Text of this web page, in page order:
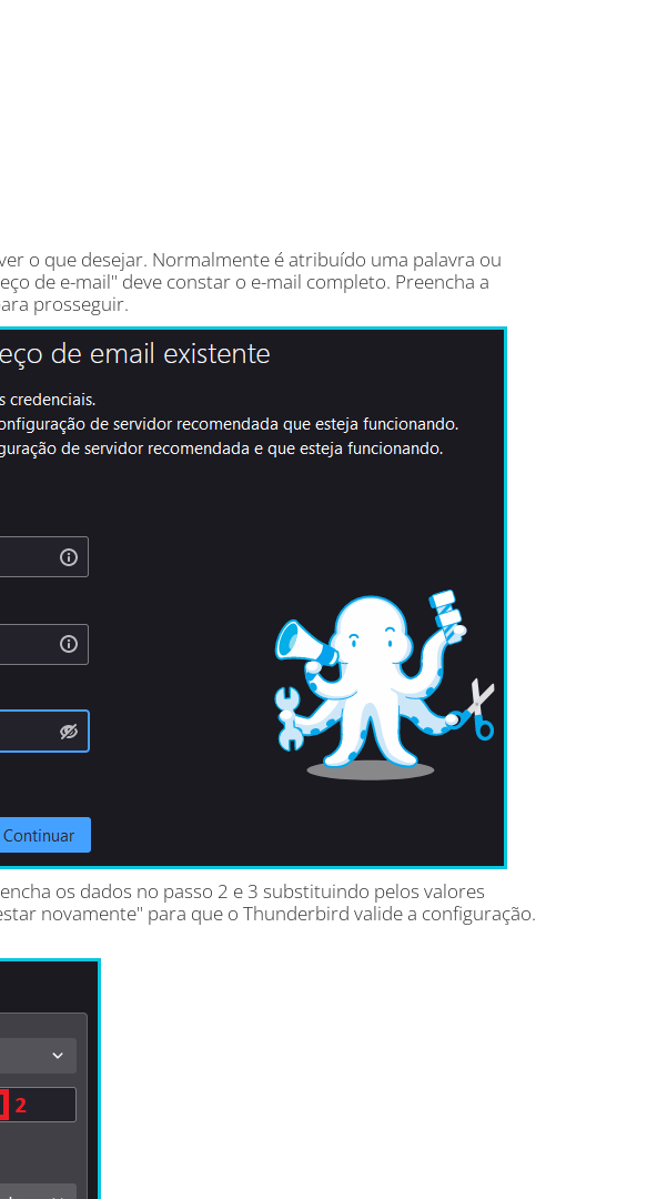
o que desejar. Normalmente é atribuído uma palavra ou
de e-mail" deve constar o e-mail completo. Preencha a
prosseguir.
os dados no passo 2 e 3 substituindo pelos valores
novamente" para que o Thunderbird valide a configuração.